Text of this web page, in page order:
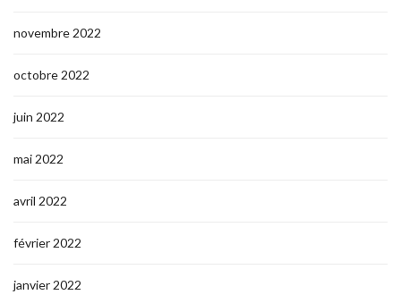
novembre 2022
octobre 2022
juin 2022
mai 2022
avril 2022
février 2022
janvier 2022